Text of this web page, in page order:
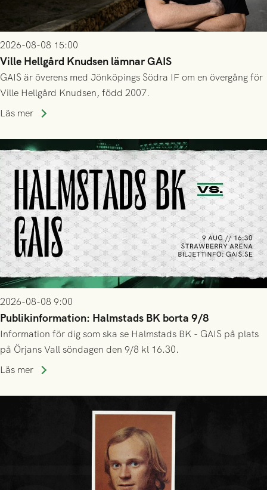
2026-08-08 15:00
Ville Hellgård Knudsen lämnar GAIS
GAIS är överens med Jönköpings Södra IF om en övergång för
Ville Hellgård Knudsen, född 2007.
Läs mer
2026-08-08 9:00
Publikinformation: Halmstads BK borta 9/8
Information för dig som ska se Halmstads BK - GAIS på plats
på Örjans Vall söndagen den 9/8 kl 16.30.
Läs mer